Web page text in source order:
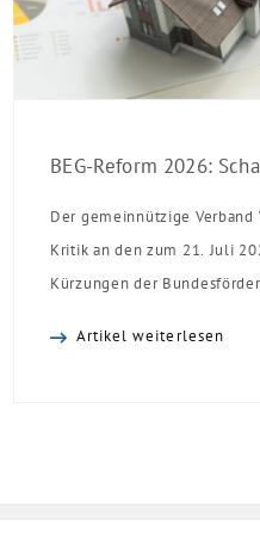
Der gemeinnützige
Kritik an den zum 21. Juli
Kürzungen der
Artikel weiterlesen